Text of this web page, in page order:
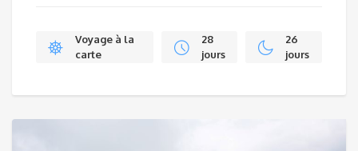
Voyage à la
carte
28
jours
26
jours